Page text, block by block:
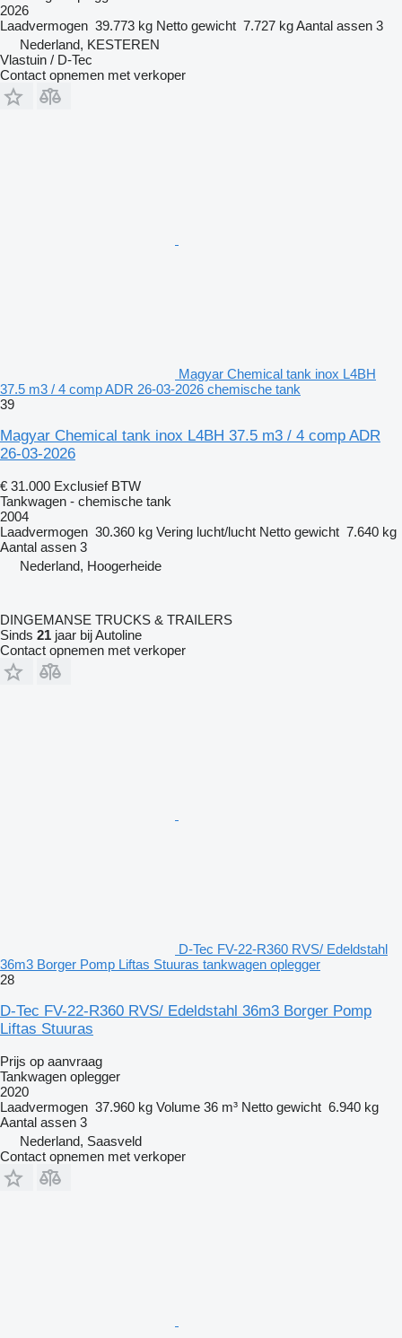
2026
Laadvermogen 39.773 kg Netto gewicht 7.727 kgAantal assen 3
Nederland, KESTEREN
Vlastuin / D-Tec
Contact opnemen met verkoper
Magyar Chemical tank inox L4BH
37.5 m3 / 4 comp ADR 26-03-2026 chemische tank
39
Magyar Chemical tank inox L4BH 37.5 m3 / 4 comp ADR
26-03-2026
€ 31.000 Exclusief BTW
Tankwagen - chemische tank
2004
Laadvermogen 30.360 kg Vering lucht/lucht Netto gewicht 7.640 kg
Aantal assen 3
Nederland, Hoogerheide
DINGEMANSE TRUCKS & TRAILERS
Sinds 21 jaar bij Autoline
Contact opnemen met verkoper
D-Tec FV-22-R360 RVS/ Edeldstahl
36m3 Borger Pomp Liftas Stuuras tankwagen oplegger
28
D-Tec FV-22-R360 RVS/ Edeldstahl 36m3 Borger Pomp
Liftas Stuuras
Prijs op aanvraag
Tankwagen oplegger
2020
Laadvermogen 37.960 kg Volume 36 m³ Netto gewicht 6.940 kg
Aantal assen 3
Nederland, Saasveld
Contact opnemen met verkoper